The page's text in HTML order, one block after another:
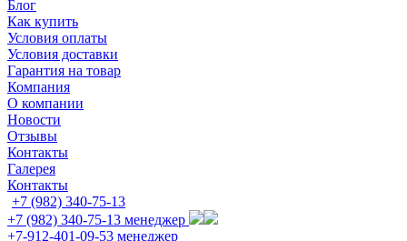
Блог
Как купить
Условия оплаты
Условия доставки
Гарантия на товар
Компания
О компании
Новости
Отзывы
Контакты
Галерея
Контакты
+7 (982) 340-75-13
+7 (982) 340-75-13 менеджер
+7-912-401-09-53 менеджер